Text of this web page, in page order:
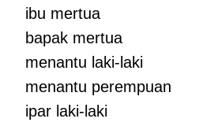
ibu mertua
bapak mertua
menantu laki-laki
menantu perempuan
ipar laki-laki